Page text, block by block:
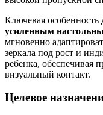
Ключевая
усиленным
мгновенно
зеркала под рост и
ребенка, обеспечивая
визуальный контакт.
Целевое